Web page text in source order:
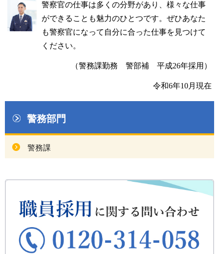
警察官の仕事は多くの分野があり、様々な仕事
ができることも魅力のひとつです。ぜひあなた
も警察官になって自分に合った仕事を見つけて
ください。
（警務課勤務 警部補 平成26年採用）
令和6年10月現在
警務部門
警務課